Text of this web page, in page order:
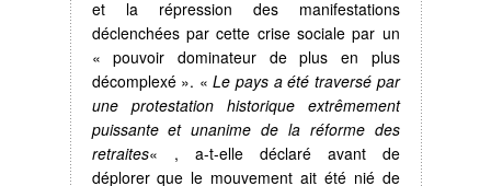
et la répression des manifestations
déclenchées par cette crise sociale par un
« pouvoir dominateur de plus en plus
décomplexé ». «Le pays a été traversé par
une protestation historique extrêmement
puissante et unanime de la réforme des
retraites« , a-t-elle déclaré avant de
déplorer que le mouvement ait été nié de